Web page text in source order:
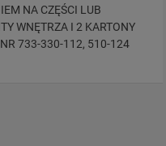
NA CZĘŚCI LUB
WNĘTRZA I 2 KARTONY
NR 733-330-112, 510-124